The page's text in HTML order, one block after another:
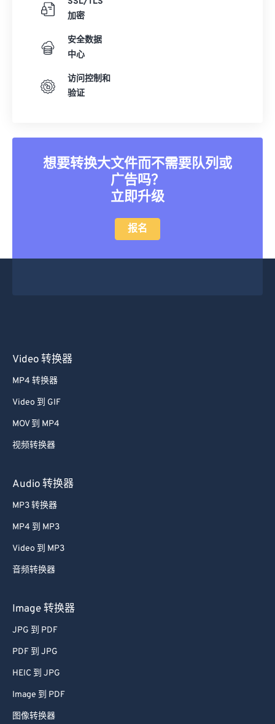
加密
安全数据
中心
访问控制和
验证
想要转换大文件而不需要队列或
广告吗？
立即升级
报名
Video 转换器
MP4 转换器
Video 到 GIF
MOV 到 MP4
视频转换器
Audio 转换器
MP3 转换器
MP4 到 MP3
Video 到 MP3
音频转换器
Image 转换器
JPG 到 PDF
PDF 到 JPG
HEIC 到 JPG
Image 到 PDF
图像转换器